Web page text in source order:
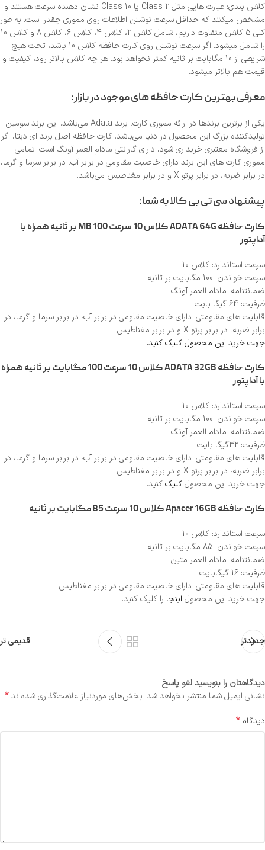
کلاس بندی: عبارت هایی مثل Class 2 یا Class 10 نشان دهنده سرعت هستند و
مشخص میکنند که حداقل سرعت نوشتن اطلاعات روی مموری چقدر است. به طور
کلی 5 کلاس متفاوت داریم، شامل کلاس 2، کلاس 4، کلاس 6، کلاس 8 و کلاس 10
را شامل میشود. اگر سرعت نوشتن روی کارت حافظه کلاس 10 باشد، تحت هیچ
شرایطی از 10 مگابایت بر ثانیه کمتر نخواهد بود. هر چه کلاس بالاتر رود، کیفیت و
قیمت هم بالاتر میشود.
معرفی بهترین کارت حافظه های موجود در بازار:
یکی از برترین برندها در ارائه مموری کارت، برند Adata می‌باشد. این برند سومین
تولیدکننده بزرگ این محصول در دنیا می‌باشد. کارت حافظه اصل برند ای دیتا، اگر
از فروشگاه معتبری خریداری شود، دارای گارانتی مادام العمر آونگ است. تمامی
مموری کارت های این برند دارای خاصیت مقاومی در برابر آب، در برابر سرما و گرما،
در برابر ضربه، در برابر پرتو X و در برابر مغناطیس می‌باشد.
پیشنهاد سی تی بی کالا به شما:
کارت حافظه ADATA 64G کلاس 10 سرعت 100 MB بر ثانیه همراه با
آداپتور
سرعت استاندارد: کلاس 10
سرعت خواندن: 100 مگابایت بر ثانیه
ضمانتنامه: مادام العمر آونگ
ظرفیت: 64 گیگا بایت
قابلیت های مقاومتی: دارای خاصیت مقاومی در برابر آب، در برابر سرما و گرما، در
برابر ضربه، در برابر پرتو X و در برابر مغناطیس
جهت خرید این محصول کلیک کنید.
کارت حافظه ADATA 32GB کلاس 10 سرعت 100 مگابایت بر ثانیه همراه
با آداپتور
سرعت استاندارد: کلاس 10
سرعت خواندن: 100 مگابایت بر ثانیه
ضمانتنامه: مادام العمر آونگ
ظرفیت: 32گیگا بایت
قابلیت های مقاومتی: دارای خاصیت مقاومی در برابر آب، در برابر سرما و گرما، در
برابر ضربه، در برابر پرتو X و در برابر مغناطیس
جهت خرید این محصولکلیککنید.
کارت حافظه Apacer 16GB کلاس 10 سرعت 85 مگابایت بر ثانیه
سرعت استاندارد: کلاس 10
سرعت خواندن: 85 مگابایت بر ثانیه
ضمانتنامه: مادام العمر متین
ظرفیت: 16 گیگابایت
قابلیت های مقاومتی: دارای خاصیت مقاومی در برابر مغناطیس
جهت خرید این محصول اینجا را کلیک کنید.
جدیدتر قدیمی تر
دیدگاهتان را بنویسید لغو پاسخ
نشانی ایمیل شما منتشر نخواهد شد. بخش‌های موردنیاز علامت‌گذاری شده‌اند*
دیدگاه *